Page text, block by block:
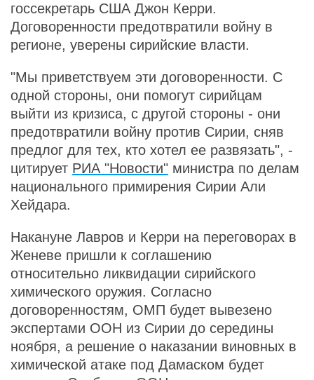
госсекретарь США Джон Керри.
Договоренности предотвратили войну в
регионе, уверены сирийские власти.
"Мы приветствуем эти договоренности. С
одной стороны, они помогут сирийцам
выйти из кризиса, с другой стороны - они
предотвратили войну против Сирии, сняв
предлог для тех, кто хотел ее развязать", -
цитирует РИА "Новости" министра по делам
национального примирения Сирии Али
Хейдара.
Накануне Лавров и Керри на переговорах в
Женеве пришли к соглашению
относительно ликвидации сирийского
химического оружия. Согласно
договоренностям, ОМП будет вывезено
экспертами ООН из Сирии до середины
ноября, а решение о наказании виновных в
химической атаке под Дамаском будет